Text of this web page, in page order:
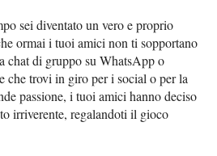
sei diventato un vero e proprio
ormai i tuoi amici non ti sopportano
chat di gruppo su WhatsApp o
che trovi in giro per i social o per la
passione, i tuoi amici hanno deciso
irriverente, regalandoti il gioco